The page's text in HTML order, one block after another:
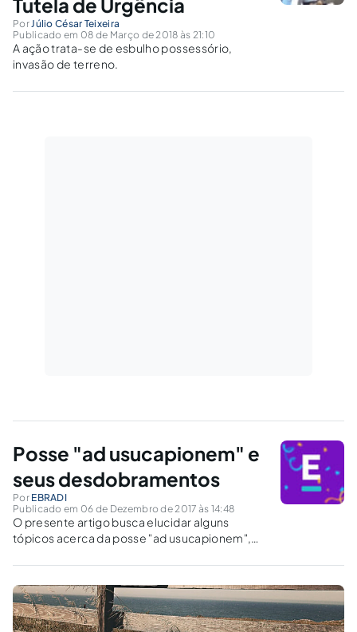
Tutela de Urgência
PorJúlio César Teixeira
Publicado em 08 de Março de 2018 às 21:10
A ação trata-se de esbulho possessório,
invasão de terreno.
Posse "ad usucapionem" e
seus desdobramentos
Por EBRADI
Publicado em 06 de Dezembro de 2017 às 14:48
O presente artigo busca elucidar alguns
tópicos acerca da posse "ad usucapionem",
ocorrência da usucapião.